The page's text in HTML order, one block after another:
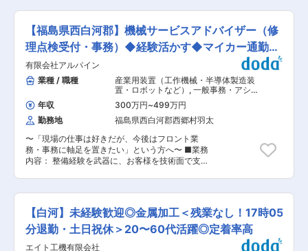
優良事業所に認定されており、健康増進に関する
福利厚生が充実しております。 ・資格支援も充実
しており、取得のための費用は会社が全額負担し
ております。資格講習予備校などの授業料も会社
負担としており、今後資格取得を考えている人も
安心して資格取得が可能です。 ・設備としては、
重機保有数が多く、20台以上のバックホウ、ブル
ドーザー等を保有しております。 ■当社につい
て： 当社はは昭和35年の創業以来、福島県県南
エリアを中心に建設業を営んでおります。おかげ
様で創業66年を迎えます。私たちの仕事は、人々
が生活していくために欠かせない「衣・食・住」
の「住」に関わる仕事です。地域の住宅・社会資
守り手として、これからも地域未来創造を担い、
豊かな社会づくりに貢献してまいります。 変更の
材機材の手配、人員配置 ・安全管理、原価管理、
品質管理 ・お客様・協力会社との打ち合わせ ・
見積書、各種図面（施工図・完成図）の作成 ・官
公庁に提出する書類の作成 【対応エリア】福島県
南エリア全般・その他県外 【出張・夜間対応】出
張は年に数回程度とあまり多くなく、夜間対応は
ありません。 ■求める役割： 案件の進捗状況を
確認し、関係者とのコミュニケーションを通じて
プロジェクトを円滑に進めていただくことを期待
しています。 ■組織構成：工事部 ・部長2名
（40〜50代） ・メンバー15名（20〜40代） ■
入社後の流れ： 先輩社員のサポートのもと施工管
理業務を担当いただき、業務の流れや雰囲気を学
んでいただきます。丁寧に指導を行いますので、
経験を積みながら成長することが可能です。ま
た、建築施工管理の資格取得をサポートしてお
事、太陽光発電設備設置等、多岐に渡る建築物の
現場監督の業務をお任せします。 ・技術力の高い
メンバーとともに経験を積むことができます。 ・
転勤はありません。 ・工事部の管理職を目指すこ
【福島県西白河郡】機械サービスアドバイザー（修
理点検受付・事務）◆経験活かす◆マイカー通勤可
／転勤無
有限会社アルパイン
業種 / 職種
産業用装置（工作機械・半導体製造装
置・ロボットなど） , 一般事務・アシス
タント 機械・電子部品
年収 300万円~499万円
勤務地
福島県西白河郡西郷村羽太
〜「現場の仕事は好きだが、今後はフロント業
務・事務に軸足を置きたい」という方へ〜 ■業務
内容： 整備経験を武器に、お客様を技術面で支え
のヒアリングをメインに担当いただきます。専門
知識を活かしてお客様をサポートします。付随業
務としてCADによる図面作成や、簡単なHPの更
新などの事務作業もお任せします。 ■業務詳細：
◆修理・点検受付 来店されたお客様の要望をヒア
リングし、技術的なアドバイスや工期の案内を行
【白河】未経験歓迎◎金属加工＜残業なし！17時05
分退勤・土日祝休＞20〜60代活躍◎定着率高
エイト工機有限会社